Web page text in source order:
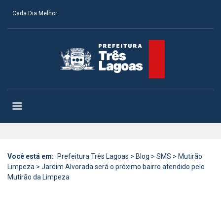
Cada Dia Melhor
Você está em: Prefeitura Três Lagoas > Blog > SMS > Mutirão
Limpeza > Jardim Alvorada será o próximo bairro atendido pelo
Mutirão da Limpeza